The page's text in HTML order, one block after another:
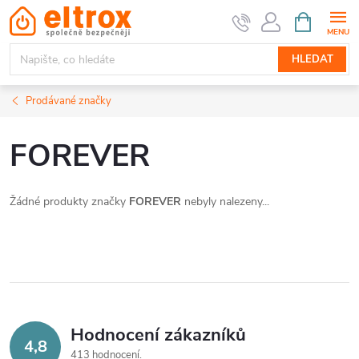
Přejít
na
obsah
HLEDAT
NÁKUPNÍ
KOŠÍK
Prodávané značky
FOREVER
Žádné produkty značky FOREVER nebyly nalezeny...
4,8 Hodnocení zákazníků
413 hodnocení